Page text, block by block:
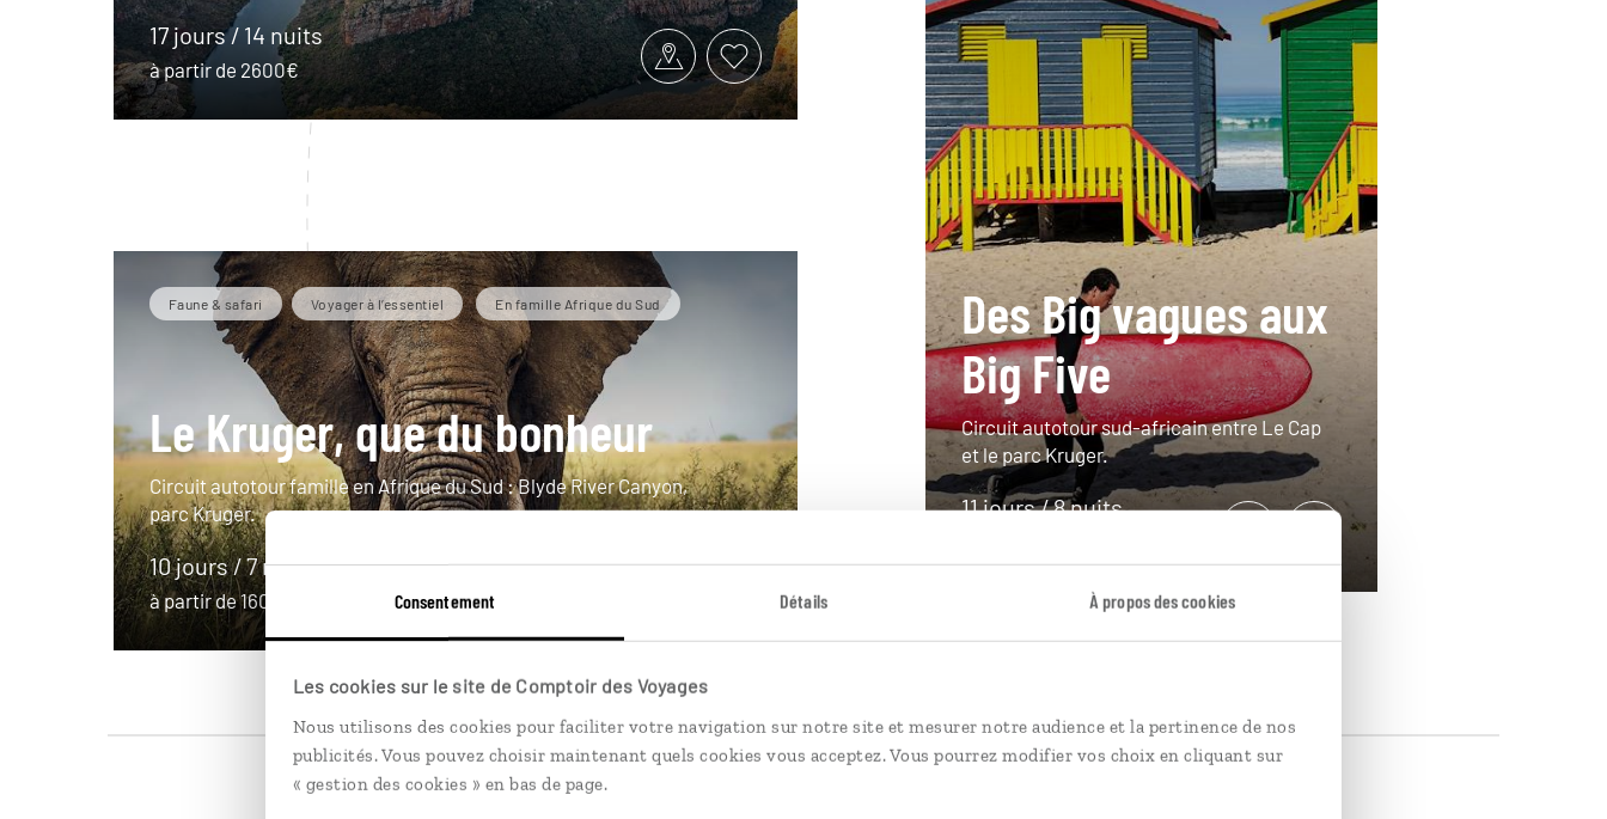
Consentement Détails À propos des cookies
Les cookies sur le site de Comptoir des Voyages
Nous utilisons des cookies pour faciliter votre navigation sur notre site et mesurer notre audience et la pertinence de nos
publicités. Vous pouvez choisir maintenant quels cookies vous acceptez. Vous pourrez modifier vos choix en cliquant sur
« gestion des cookies » en bas de page.
17 jours / 14 nuits
à partir de 2600€
Faune & safari Voyager à l’essentiel En famille Afrique du Sud
Le Kruger, que du bonheur
Circuit autotour famille en Afrique du Sud : Blyde River Canyon,
parc Kruger.
10 jours / 7 nuits
à partir de 1600€
Des Big vagues aux
Big Five
Circuit autotour sud-africain entre Le Cap
et le parc Kruger.
11 jours / 8 nuits